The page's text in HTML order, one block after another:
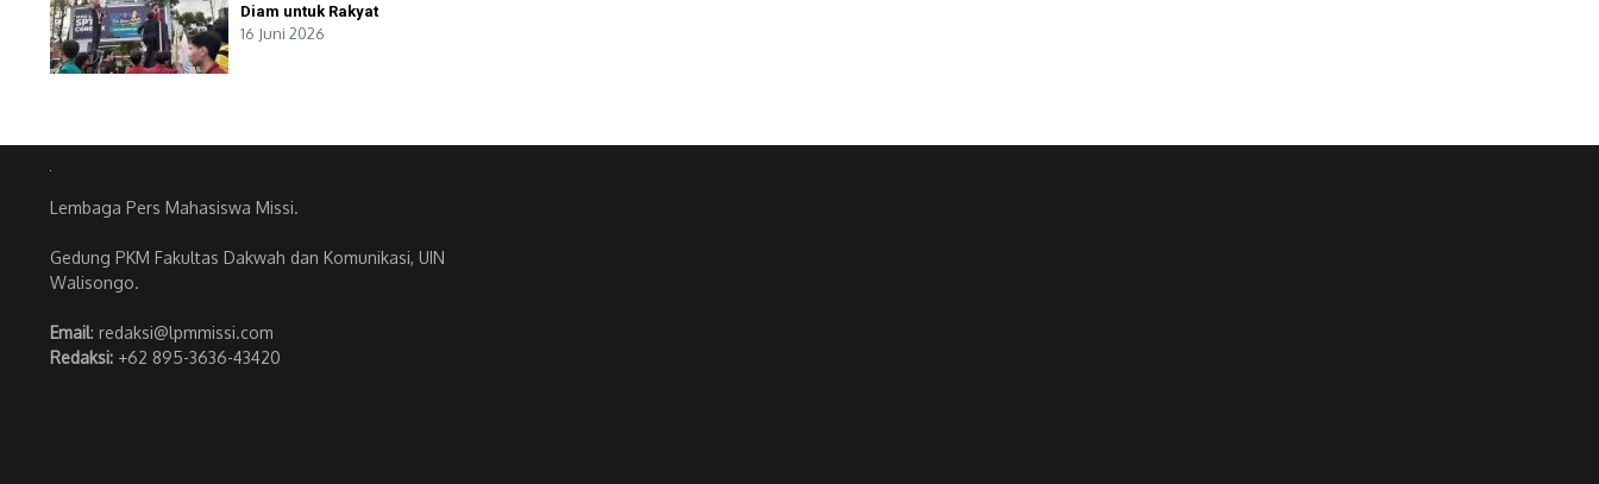
Diam untuk Rakyat
16 Juni 2026
Lembaga Pers Mahasiswa Missi.
Gedung PKM Fakultas Dakwah dan Komunikasi, UIN
Walisongo.
Email: redaksi@lpmmissi.com
Redaksi: +62 895-3636-43420